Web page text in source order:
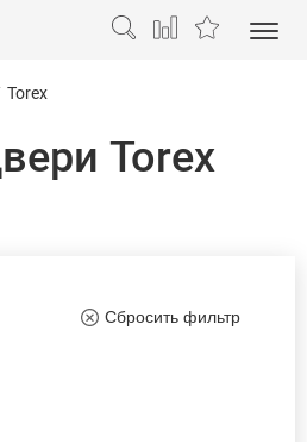
Torex
Torex
Сбросить фильтр